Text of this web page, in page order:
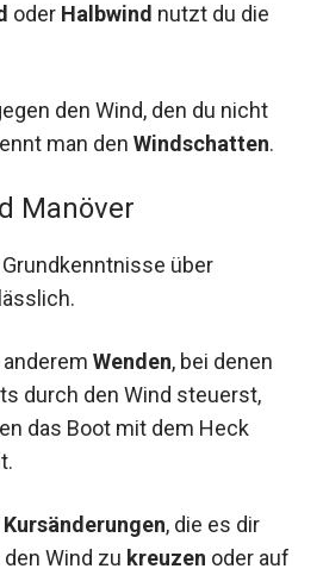
oder Halbwind nutzt du die
den Wind, den du nicht
man den Windschatten.
Manöver
über
Wenden, bei denen
durch den Wind steuerst,
das Boot mit dem Heck
Kursänderungen, die es dir
Wind zu kreuzen oder auf